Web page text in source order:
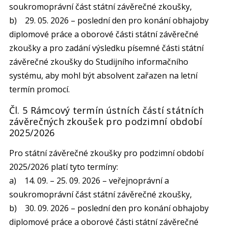
soukromoprávní část státní závěrečné zkoušky,
b) 29. 05. 2026 – poslední den pro konání obhajoby
diplomové práce a oborové části státní závěrečné
zkoušky a pro zadání výsledku písemné části státní
závěrečné zkoušky do Studijního informačního
systému, aby mohl být absolvent zařazen na letní
termín promocí.
Čl. 5 Rámcový termín ústních částí státních
závěrečných zkoušek pro podzimní období
2025/2026
Pro státní závěrečné zkoušky pro podzimní období
2025/2026 platí tyto termíny:
a) 14. 09. – 25. 09. 2026 – veřejnoprávní a
soukromoprávní část státní závěrečné zkoušky,
b) 30. 09. 2026 – poslední den pro konání obhajoby
diplomové práce a oborové části státní závěrečné